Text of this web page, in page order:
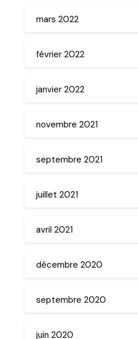
mars 2022
février 2022
janvier 2022
novembre 2021
septembre 2021
juillet 2021
avril 2021
décembre 2020
septembre 2020
juin 2020